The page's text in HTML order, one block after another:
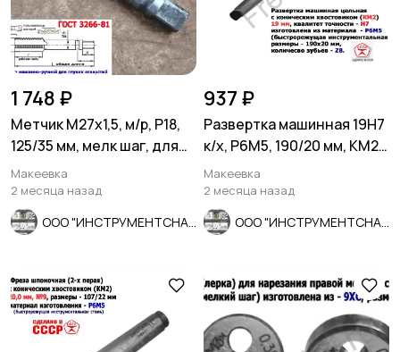
1 748 ₽
Метчик М27х1,5, м/р, Р18,
125/35 мм, мелк шаг, для
скв и гл резьбы, СССР
Макеевка
2 месяца назад
937 ₽
Развертка машинная 19Н7
к/х, Р6М5, 190/20 мм, КМ2,
Z8, ВИЗ, СССР.
Макеевка
2 месяца назад